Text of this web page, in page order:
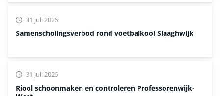
Samenscholingsverbod rond voetbalkooi Slaaghwijk
31 juli 2026
Riool schoonmaken en controleren Professorenwijk-
31 juli 2026